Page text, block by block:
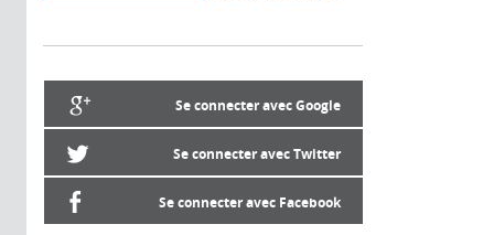
Se connecter avec Google
Se connecter avec Twitter
Se connecter avec Facebook